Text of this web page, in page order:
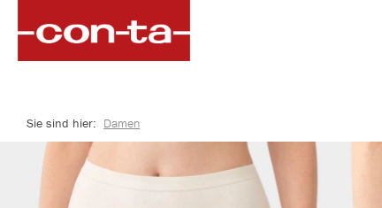
Zur Hauptnavigation springen
Sie sind hier: Damen